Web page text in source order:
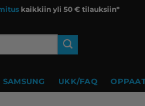
kaikkiin yli 50 € tilauksiin*
SAMSUNG UKK/FAQ